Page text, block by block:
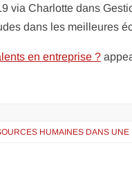
via Charlotte dans
dans les meilleures
en entreprise ?
HUMAINES DANS UNE